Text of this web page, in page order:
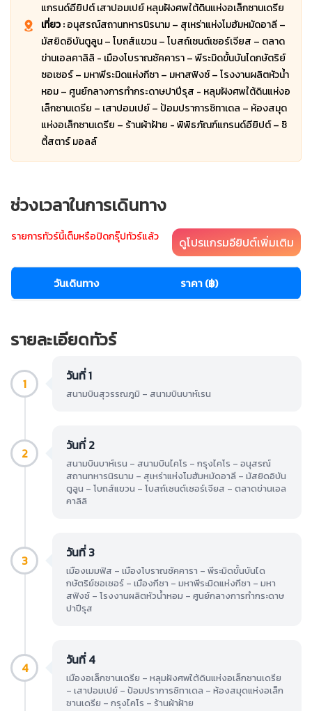
แกรนด์อียิปต์ เสาปอมเปย์ หลุมฝังศพใต้ดินแห่งอเล็กซานเดรีย
เที่ยว :อนุสรณ์สถานทหารนิรนาม – สุเหร่าแห่งโมฮัมหมัดอาลี –
มัสยิดอิบันตูลูน – โบถส์แขวน – โบสถ์เซนต์เซอร์เจียส – ตลาด
ข่านเอลคาลิลิ - เมืองโบราณซัคคารา – พีระมิดขั้นบันไดกษัตริย์
ซอเซอร์ – มหาพีระมิดแห่งกีซา – มหาสฟิงซ์ – โรงงานผลิตหัวน้ำ
หอม – ศูนย์กลางการทำกระดาษปาปีรุส - หลุมฝังศพใต้ดินแห่งอ
เล็กซานเดรีย – เสาปอมเปย์ – ป้อมปราการซิทาเดล – ห้องสมุด
แห่งอเล็กซานเดรีย – ร้านผ้าฝ้าย - พิพิธภัณฑ์แกรนด์อียิปต์ – ซิ
ตี้สตาร์ มอลล์
ช่วงเวลาในการเดินทาง
รายการทัวร์นี้เต็มหรือปิดกรุ๊ปทัวร์แล้ว ดูโปรแกรมอียิปต์เพิ่มเติม
วันเดินทาง ราคา (฿)
รายละเอียดทัวร์
1 วันที่ 1
สนามบินสุวรรณภูมิ – สนามบินบาห์เรน
2 วันที่ 2
สนามบินบาห์เรน – สนามบินไคโร – กรุงไคโร – อนุสรณ์
สถานทหารนิรนาม – สุเหร่าแห่งโมฮัมหมัดอาลี – มัสยิดอิบัน
ตูลูน – โบถส์แขวน – โบสถ์เซนต์เซอร์เจียส – ตลาดข่านเอล
คาลิลิ
3 วันที่ 3
เมืองเมมฟิส – เมืองโบราณซัคคารา – พีระมิดขั้นบันได
กษัตริย์ซอเซอร์ – เมืองกีซา – มหาพีระมิดแห่งกีซา – มหา
สฟิงซ์ – โรงงานผลิตหัวน้ำหอม – ศูนย์กลางการทำกระดาษ
ปาปีรุส
4 วันที่ 4
เมืองอเล็กซานเดรีย – หลุมฝังศพใต้ดินแห่งอเล็กซานเดรีย
– เสาปอมเปย์ – ป้อมปราการซิทาเดล – ห้องสมุดแห่งอเล็ก
ซานเดรีย – กรุงไคโร – ร้านผ้าฝ้าย